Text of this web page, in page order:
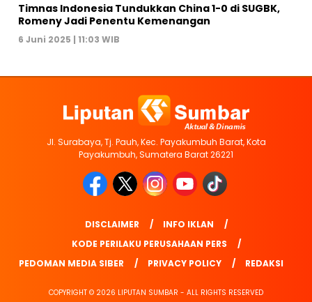
Timnas Indonesia Tundukkan China 1-0 di SUGBK,
Romeny Jadi Penentu Kemenangan
6 Juni 2025 | 11:03 WIB
Jl. Surabaya, Tj. Pauh, Kec. Payakumbuh Barat, Kota
Payakumbuh, Sumatera Barat 26221
DISCLAIMER
INFO IKLAN
KODE PERILAKU PERUSAHAAN PERS
PEDOMAN MEDIA SIBER
PRIVACY POLICY REDAKSI
COPYRIGHT © 2026 LIPUTAN SUMBAR - ALL RIGHTS RESERVED